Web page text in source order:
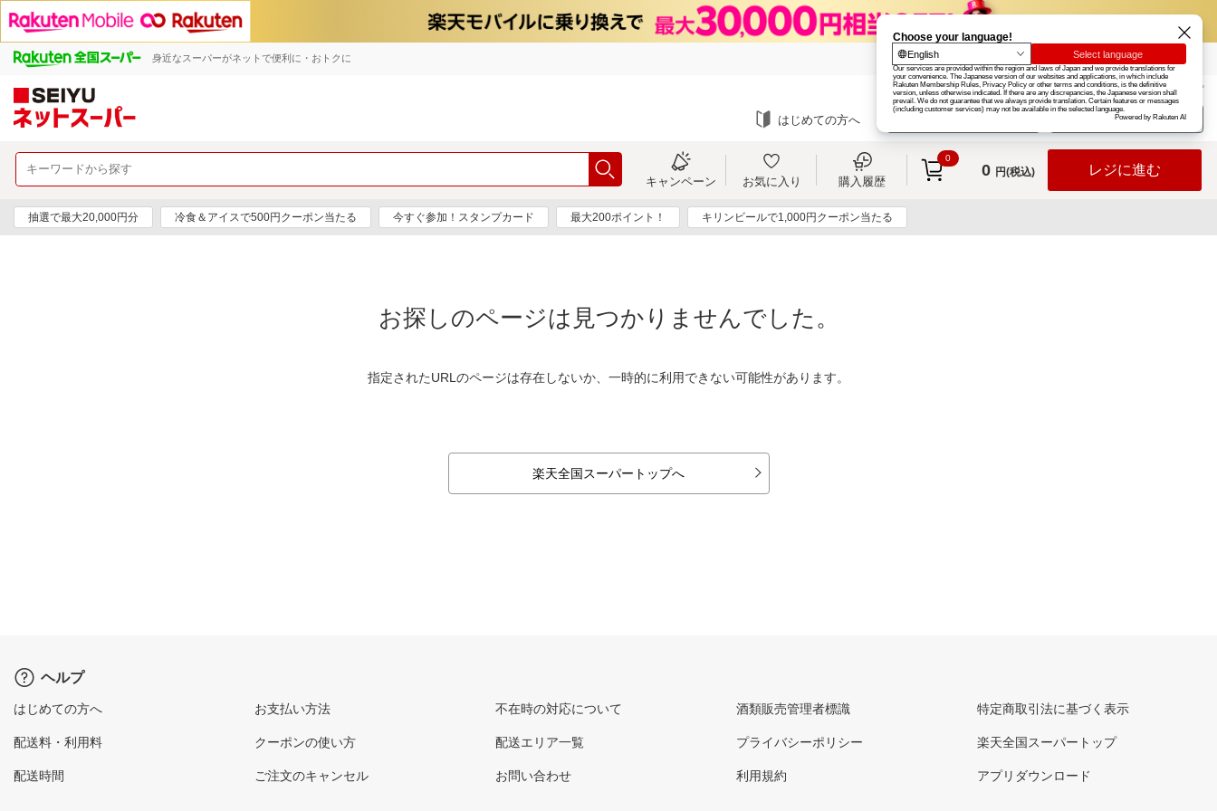
身近なスーパーがネットで便利に・おトクに 楽天グループ カード
お知らせ ヘルプ
はじめての方へ ログイン
キャンペーン お気に入り 購入履歴
0
0 円(税込) レジに進む
抽選で最大20,000円分 冷食＆アイスで500円クーポン当たる 今すぐ参加！スタンプカード 最大200ポイント！ キリンビールで1,000円クーポン当たる
お探しのページは見つかりませんでした。
指定されたURLのページは存在しないか、一時的に利用できない可能性があります。
楽天全国スーパートップへ
ヘルプ
はじめての方へ
配送料・利用料
配送時間
お支払い方法
クーポンの使い方
ご注文のキャンセル
不在時の対応について
配送エリア一覧
お問い合わせ
酒類販売管理者標識
プライバシーポリシー
利用規約
特定商取引法に基づく表示
楽天全国スーパートップ
アプリダウンロード